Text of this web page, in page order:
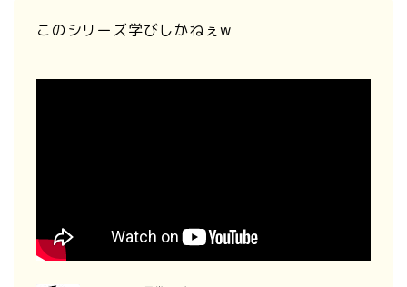
このシリーズ学びしかねぇw